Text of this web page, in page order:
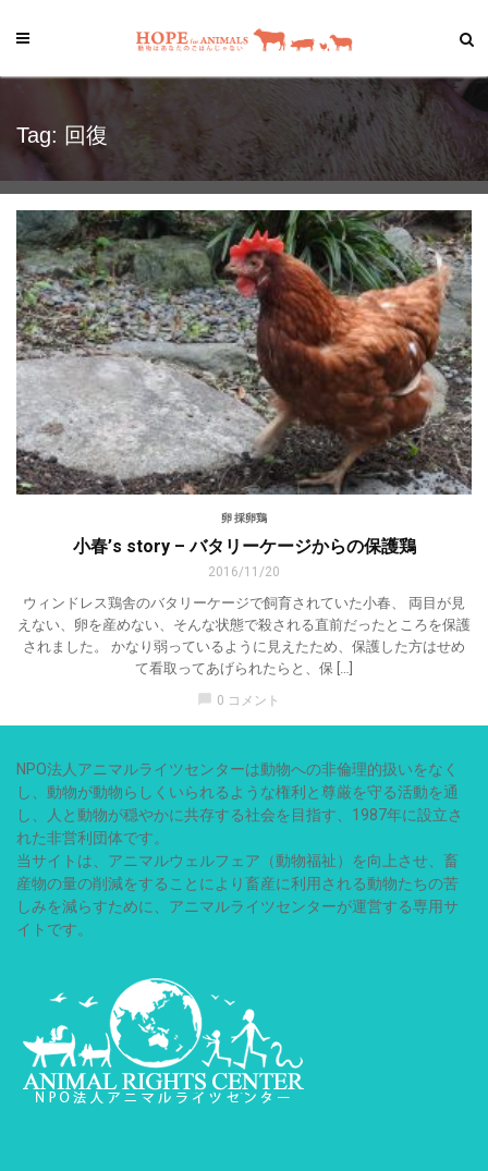
Tag: 回復
卵 採卵鶏
小春’s story – バタリーケージからの保護鶏
2016/11/20
ウィンドレス鶏舎のバタリーケージで飼育されていた小春、 両目が見
えない、卵を産めない、そんな状態で殺される直前だったところを保護
されました。 かなり弱っているように見えたため、保護した方はせめ
て看取ってあげられたらと、保 […]
chat_bubble 0 コメント
NPO法人アニマルライツセンターは動物への非倫理的扱いをなく
し、動物が動物らしくいられるような権利と尊厳を守る活動を通
し、人と動物が穏やかに共存する社会を目指す、1987年に設立さ
れた非営利団体です。
当サイトは、アニマルウェルフェア（動物福祉）を向上させ、畜
産物の量の削減をすることにより畜産に利用される動物たちの苦
しみを減らすために、アニマルライツセンターが運営する専用サ
イトです。